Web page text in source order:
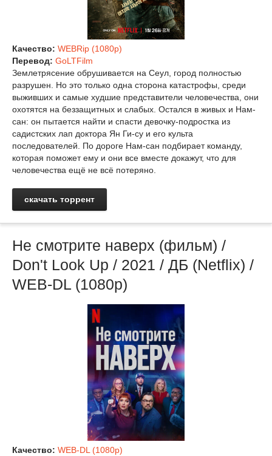
Качество: WEBRip (1080p)
Перевод: GoLTFilm
Землетрясение обрушивается на Сеул, город полностью
разрушен. Но это только одна сторона катастрофы, среди
выживших и самые худшие представители человечества, они
охотятся на беззащитных и слабых. Остался в живых и Нам-
сан: он пытается найти и спасти девочку-подростка из
садистских лап доктора Ян Ги-су и его культа
последователей. По дороге Нам-сан подбирает команду,
которая поможет ему и они все вместе докажут, что для
человечества ещё не всё потеряно.
скачать торрент
Не смотрите наверх (фильм) /
Don't Look Up / 2021 / ДБ (Netflix) /
WEB-DL (1080p)
Качество: WEB-DL (1080p)